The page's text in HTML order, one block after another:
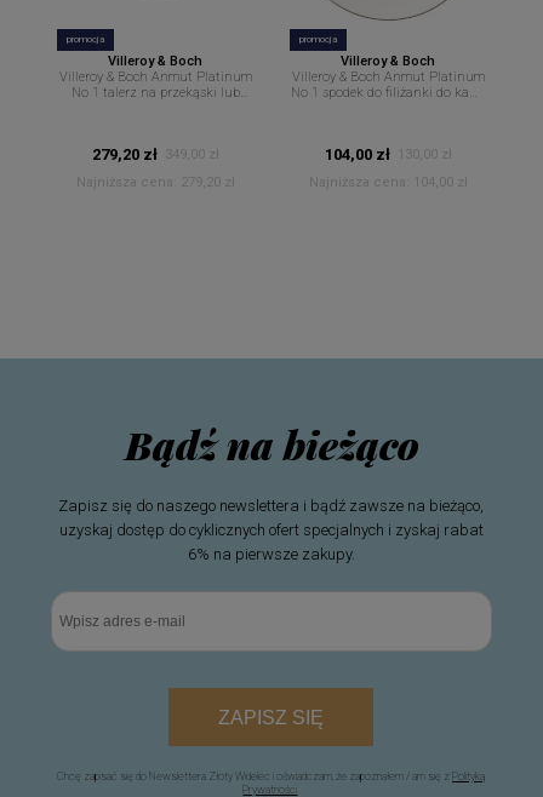
promocja
Villeroy & Boch
Villeroy & Boch Anmut Platinum
No 1 talerz na przekąski lub
279,20 zł
349,00 zł
Najniższa cena:
279,20 zł
promocja
Villeroy & Boch
Villeroy & Boch Anmut Platinum
No 1 spodek do filiżanki do kawy
104,00 zł
130,00 zł
Najniższa cena:
104,00 zł
Bądź na bieżąco
Zapisz się do naszego newslettera i bądź zawsze na bieżąco,
uzyskaj dostęp do cyklicznych ofert specjalnych i zyskaj rabat
6% na pierwsze zakupy.
ZAPISZ SIĘ
Chcę zapisać się do Newslettera Złoty Widelec i oświadczam, że zapoznałem / am się z Polityką
Prywatności